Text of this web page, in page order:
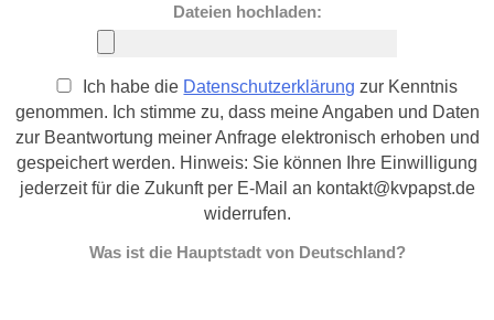
Dateien hochladen:
Ich habe die Datenschutzerklärung zur Kenntnis
genommen. Ich stimme zu, dass meine Angaben und Daten
zur Beantwortung meiner Anfrage elektronisch erhoben und
gespeichert werden. Hinweis: Sie können Ihre Einwilligung
jederzeit für die Zukunft per E-Mail an kontakt@kvpapst.de
widerrufen.
Was ist die Hauptstadt von Deutschland?